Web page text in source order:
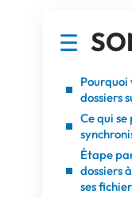
Pourquoi
dossiers
Ce qui se
Étape
dossiers
ses